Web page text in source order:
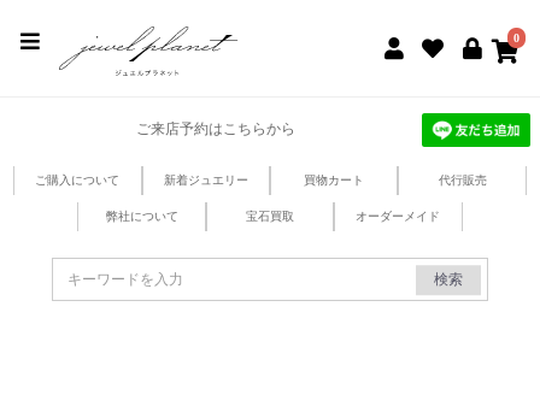
0
ご来店予約はこちらから
ご購入について 新着ジュエリー 買物カート 代行販売
弊社について 宝石買取 オーダーメイド
検索